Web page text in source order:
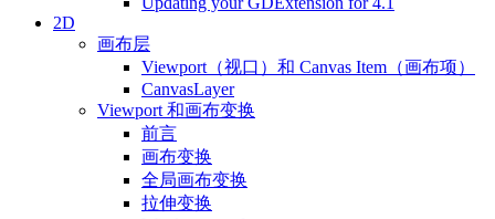
2D
画布层
Viewport（视口）和 Canvas Item（画布项）
CanvasLayer
Viewport 和画布变换
前言
画布变换
全局画布变换
拉伸变换